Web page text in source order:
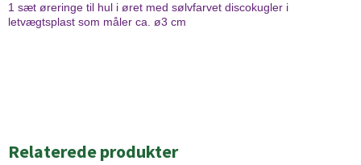
1 sæt øreringe til hul i øret med sølvfarvet discokugler i
letvægtsplast som måler ca. ø3 cm
Relaterede produkter